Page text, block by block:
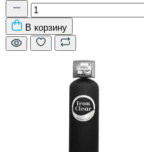
В корзину